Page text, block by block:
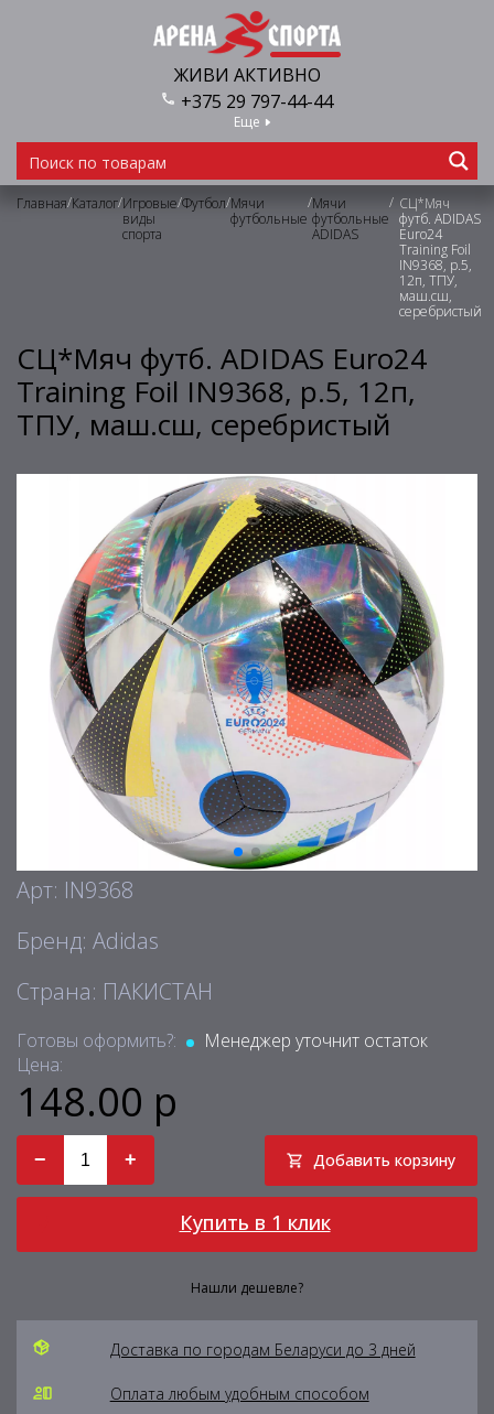
ЖИВИ АКТИВНО
+375 29 797-44-44
Еще
Главная/Каталог/Игровые
виды
спорта
/Футбол/Мячи
футбольные
/Мячи
футбольные
ADIDAS
/ СЦ*Мяч
футб. ADIDAS
Euro24
Training Foil
IN9368, р.5,
12п, ТПУ,
маш.сш,
серебристый
СЦ*Мяч футб. ADIDAS Euro24
Training Foil IN9368, р.5, 12п,
ТПУ, маш.сш, серебристый
Арт: IN9368
Бренд: Adidas
Страна: ПАКИСТАН
Готовы оформить?:
Менеджер уточнит остаток
Цена:
148.00 р
− + Добавить корзину
Купить в 1 клик
Нашли дешевле?
Доставка по городам Беларуси до 3 дней
Оплата любым удобным способом